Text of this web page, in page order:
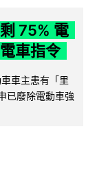
75% 電
車指令
車主患有「里
已廢除電動車強